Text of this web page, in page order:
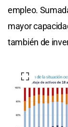
empleo.
mayor
también de